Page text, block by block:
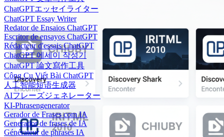
ChatGPTエッセイライター
ChatGPT Essay Writer
Redator de Ensaios ChatGPT
Escritor de ensayos ChatGPT
Rédacteur d'essais ChatGPT
ChatGPT 에세이 작성기
ChatGPT 論文寫作工具
Công Cụ Viết Bài ChatGPT
人工智能短语生成器
AIフレーズジェネレーター
KI-Phrasengenerator
Gerador de Frases com IA
Generador de frases de IA
Générateur de phrases IA